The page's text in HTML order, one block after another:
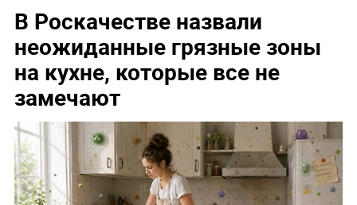
В Роскачестве назвали
неожиданные грязные зоны
на кухне, которые все не
замечают